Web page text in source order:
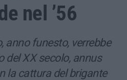
nel ’56
anno funesto, verrebbe
del XX secolo, annus
la cattura del brigante